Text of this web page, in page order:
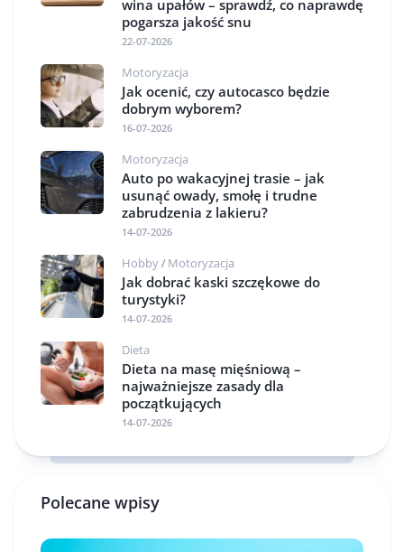
wina upałów – sprawdź, co naprawdę
pogarsza jakość snu
22-07-2026
Motoryzacja
Jak ocenić, czy autocasco będzie
dobrym wyborem?
16-07-2026
Motoryzacja
Auto po wakacyjnej trasie – jak
usunąć owady, smołę i trudne
zabrudzenia z lakieru?
14-07-2026
Hobby/ Motoryzacja
Jak dobrać kaski szczękowe do
turystyki?
14-07-2026
Dieta
Dieta na masę mięśniową –
najważniejsze zasady dla
początkujących
14-07-2026
Polecane wpisy